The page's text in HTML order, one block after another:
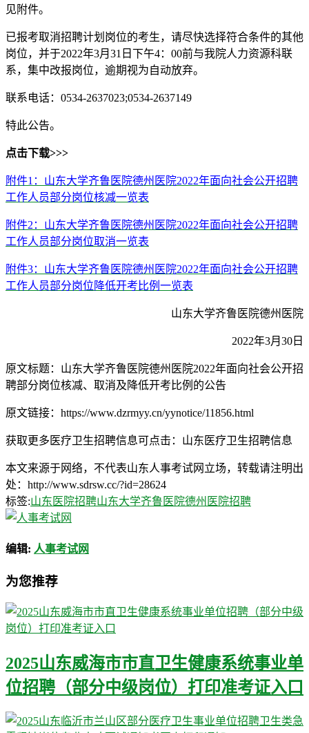
见附件。
已报考取消招聘计划岗位的考生，请尽快选择符合条件的其他
岗位，并于2022年3月31日下午4：00前与我院人力资源科联
系，集中改报岗位，逾期视为自动放弃。
联系电话：0534-2637023;0534-2637149
特此公告。
点击下载>>>
附件1：山东大学齐鲁医院德州医院2022年面向社会公开招聘
工作人员部分岗位核减一览表
附件2：山东大学齐鲁医院德州医院2022年面向社会公开招聘
工作人员部分岗位取消一览表
附件3：山东大学齐鲁医院德州医院2022年面向社会公开招聘
工作人员部分岗位降低开考比例一览表
山东大学齐鲁医院德州医院
2022年3月30日
原文标题：山东大学齐鲁医院德州医院2022年面向社会公开招
聘部分岗位核减、取消及降低开考比例的公告
原文链接：https://www.dzrmyy.cn/yynotice/11856.html
获取更多医疗卫生招聘信息可点击：山东医疗卫生招聘信息
本文来源于网络，不代表山东人事考试网立场，转载请注明出
处：http://www.sdrsw.cc/?id=28624
标签:山东医院招聘山东大学齐鲁医院德州医院招聘
编辑: 人事考试网
为您推荐
2025山东威海市市直卫生健康系统事业单
位招聘（部分中级岗位）打印准考证入口